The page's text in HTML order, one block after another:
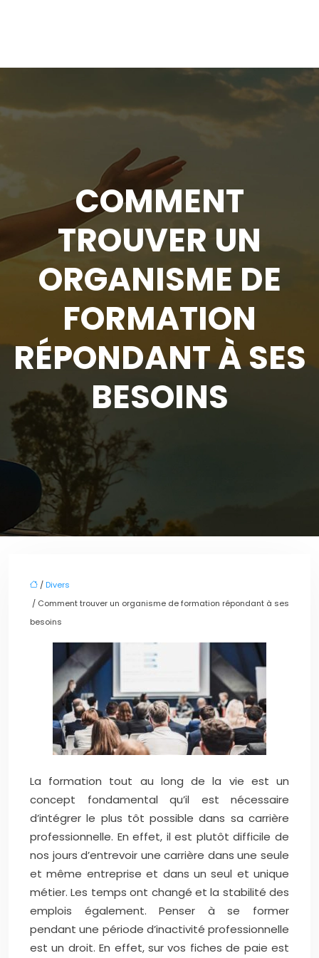
COMMENT
TROUVER UN
ORGANISME DE
FORMATION
RÉPONDANT À SES
BESOINS
/ Divers
/ Comment trouver un organisme de formation répondant à ses
besoins
La formation tout au long de la vie est un
concept fondamental qu’il est nécessaire
d’intégrer le plus tôt possible dans sa carrière
professionnelle. En effet, il est plutôt difficile de
nos jours d’entrevoir une carrière dans une seule
et même entreprise et dans un seul et unique
métier. Les temps ont changé et la stabilité des
emplois également. Penser à se former
pendant une période d’inactivité professionnelle
est un droit. En effet, sur vos fiches de paie est